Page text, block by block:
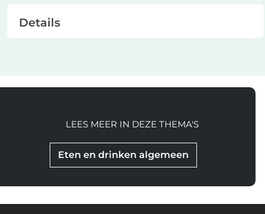
Details
Eten en drinken algemeen
LEES MEER IN DEZE THEMA'S